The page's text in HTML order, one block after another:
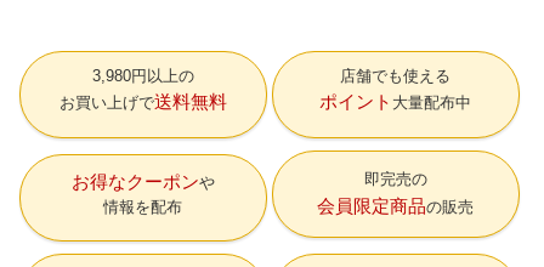
3,980円以上の
お買い上げで送料無料
店舗でも使える
ポイント 大量配布中
お得なクーポン
情報を配布
即完売の
会員限定商品の販売